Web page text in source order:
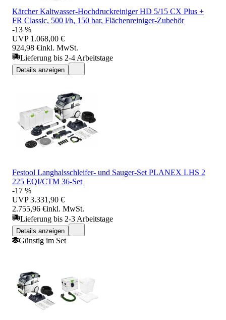
Kärcher Kaltwasser-Hochdruckreiniger HD 5/15 CX Plus +
FR Classic, 500 l/h, 150 bar, Flächenreiniger-Zubehör
-13 %
UVP 1.068,00 €
924,98 €inkl. MwSt.
Lieferung bis 2-4 Arbeitstage
Details anzeigen
Festool Langhalsschleifer- und Sauger-Set PLANEX LHS 2
225 EQI/CTM 36-Set
-17 %
UVP 3.331,90 €
2.755,96 €inkl. MwSt.
Lieferung bis 2-3 Arbeitstage
Details anzeigen
Günstig im Set